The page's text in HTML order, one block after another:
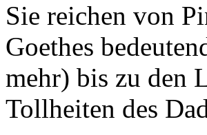
Sie reichen von
Goethes
mehr) bis zu den
Tollheiten des